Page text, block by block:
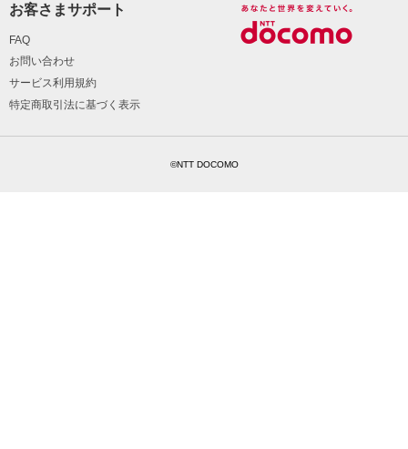
お客さまサポート
FAQ
お問い合わせ
サービス利用規約
特定商取引法に基づく表示
©NTT DOCOMO